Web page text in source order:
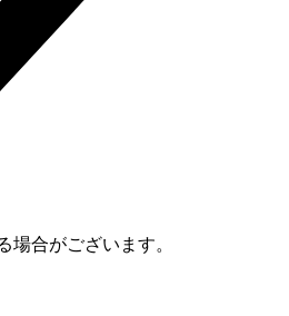
合がございます。